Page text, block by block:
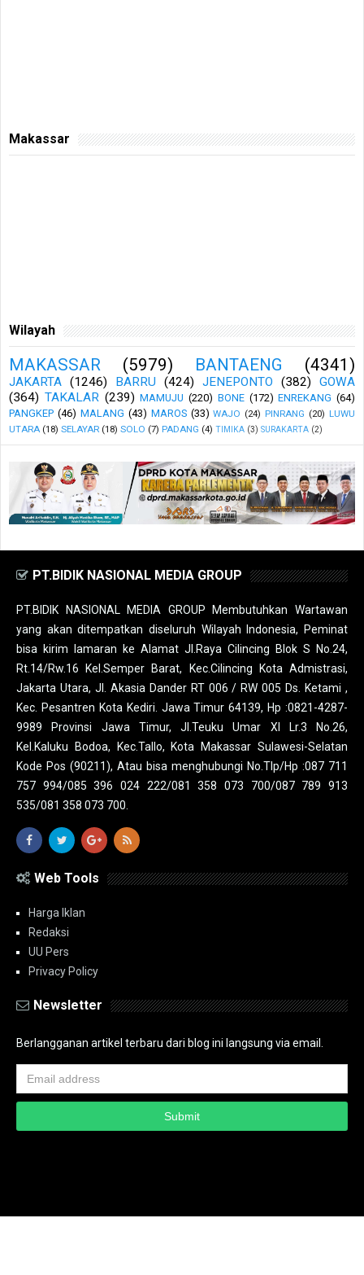
Makassar
Wilayah
MAKASSAR (5979) BANTAENG (4341)
JAKARTA (1246) BARRU (424) JENEPONTO (382)
GOWA
(364) TAKALAR (239) MAMUJU (220) BONE (172) ENREKANG (64)
PANGKEP (46) MALANG (43) MAROS (33) WAJO (24) PINRANG (20) LUWU
UTARA (18) SELAYAR (18) SOLO (7) PADANG (4) TIMIKA (3) SURAKARTA (2)
PT.BIDIK NASIONAL MEDIA GROUP
PT.BIDIK NASIONAL MEDIA GROUP Membutuhkan Wartawan
yang akan ditempatkan diseluruh Wilayah Indonesia, Peminat
bisa kirim lamaran ke Alamat Jl.Raya Cilincing Blok S No.24,
Rt.14/Rw.16 Kel.Semper Barat, Kec.Cilincing Kota Admistrasi,
Jakarta Utara, Jl. Akasia Dander RT 006 / RW 005 Ds. Ketami ,
Kec. Pesantren Kota Kediri. Jawa Timur 64139, Hp :0821-4287-
9989 Provinsi Jawa Timur, Jl.Teuku Umar XI Lr.3 No.26,
Kel.Kaluku Bodoa, Kec.Tallo, Kota Makassar Sulawesi-Selatan
Kode Pos (90211), Atau bisa menghubungi No.Tlp/Hp :087 711
757 994/085 396 024 222/081 358 073 700/087 789 913
535/081 358 073 700.
Web Tools
Harga Iklan
Redaksi
UU Pers
Privacy Policy
Newsletter
Berlangganan artikel terbaru dari blog ini langsung via email.